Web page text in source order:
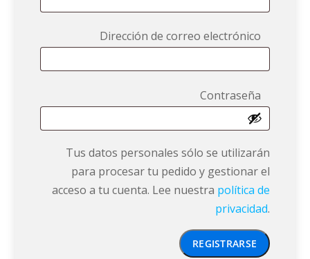
Dirección de correo electrónico
Contraseña
Tus datos personales sólo se utilizarán
para procesar tu pedido y gestionar el
acceso a tu cuenta. Lee nuestra política de
privacidad.
REGISTRARSE